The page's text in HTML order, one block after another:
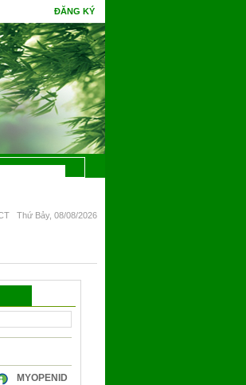
ĐĂNG KÝ
tình cờ tri thức, hoa Ưu Đàm mấy kiếp đâm bông.
Thứ Bảy, 08/08/2026
MYOPENID